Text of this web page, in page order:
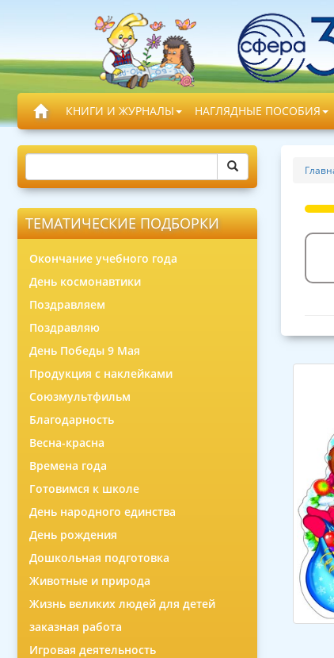
КНИГИ И ЖУРНАЛЫ НАГЛЯДНЫЕ ПОСОБИЯ
ТЕМАТИЧЕСКИЕ ПОДБОРКИ
Окончание учебного года
День космонавтики
Поздравляем
Поздравляю
День Победы 9 Мая
Продукция с наклейками
Союзмультфильм
Благодарность
Весна-красна
Времена года
Готовимся к школе
День народного единства
День рождения
Дошкольная подготовка
Животные и природа
Жизнь великих людей для детей
заказная работа
Игровая деятельность